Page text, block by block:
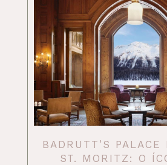
BADRUTT’S PALACE
ST. MORITZ: O